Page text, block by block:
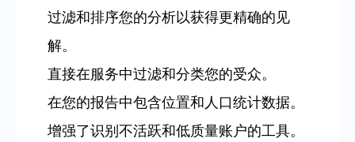
过滤和排序您的分析以获得更精确的见
解。
直接在服务中过滤和分类您的受众。
在您的报告中包含位置和人口统计数据。
增强了识别不活跃和低质量账户的工具。